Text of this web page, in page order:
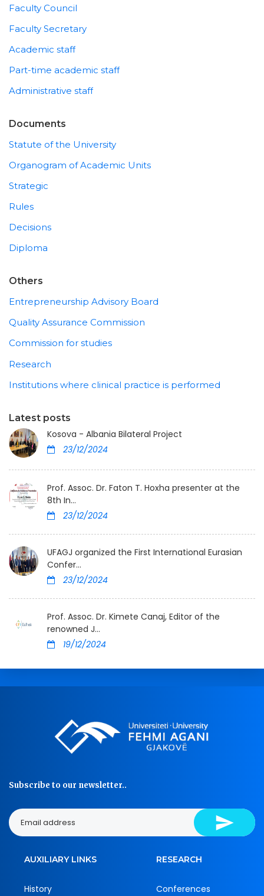
Faculty Council
Faculty Secretary
Academic staff
Part-time academic staff
Administrative staff
Documents
Statute of the University
Organogram of Academic Units
Strategic
Rules
Decisions
Diploma
Others
Entrepreneurship Advisory Board
Quality Assurance Commission
Commission for studies
Research
Institutions where clinical practice is performed
Latest posts
Kosova - Albania Bilateral Project
23/12/2024
Prof. Assoc. Dr. Faton T. Hoxha presenter at the
8th In...
23/12/2024
UFAGJ organized the First International Eurasian
Confer...
23/12/2024
Prof. Assoc. Dr. Kimete Canaj, Editor of the
renowned J...
19/12/2024
Subscribe to our newsletter..
AUXILIARY LINKS
History
RESEARCH
Conferences